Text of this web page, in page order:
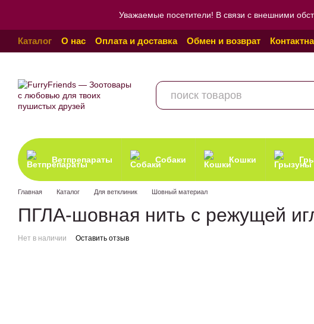
Уважаемые посетители! В связи с внешними
Каталог О нас Оплата и доставка Обмен и возврат
Пользовательское соглашение
Отзывы о магазине
Ветпрепараты
Собаки Кошки
Главная Каталог Для ветклиник Шовный материал
ПГЛА-шовная нить с режущей
Нет в наличии Оставить отзыв